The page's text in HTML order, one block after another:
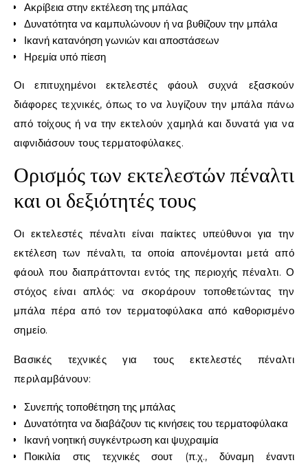
Ακρίβεια στην εκτέλεση της μπάλας
Δυνατότητα να καμπυλώνουν ή να βυθίζουν την μπάλα
Ικανή κατανόηση γωνιών και αποστάσεων
Ηρεμία υπό πίεση
Οι επιτυχημένοι εκτελεστές φάουλ συχνά εξασκούν
διάφορες τεχνικές, όπως το να λυγίζουν την μπάλα πάνω
από τοίχους ή να την εκτελούν χαμηλά και δυνατά για να
αιφνιδιάσουν τους τερματοφύλακες.
Ορισμός των εκτελεστών πέναλτι
και οι δεξιότητές τους
Οι εκτελεστές πέναλτι είναι παίκτες υπεύθυνοι για την
εκτέλεση των πέναλτι, τα οποία απονέμονται μετά από
φάουλ που διαπράττονται εντός της περιοχής πέναλτι. Ο
στόχος είναι απλός: να σκοράρουν τοποθετώντας την
μπάλα πέρα από τον τερματοφύλακα από καθορισμένο
σημείο.
Βασικές τεχνικές για τους εκτελεστές πέναλτι
περιλαμβάνουν:
Συνεπής τοποθέτηση της μπάλας
Δυνατότητα να διαβάζουν τις κινήσεις του τερματοφύλακα
Ικανή νοητική συγκέντρωση και ψυχραιμία
Ποικιλία στις τεχνικές σουτ (π.χ., δύναμη έναντι